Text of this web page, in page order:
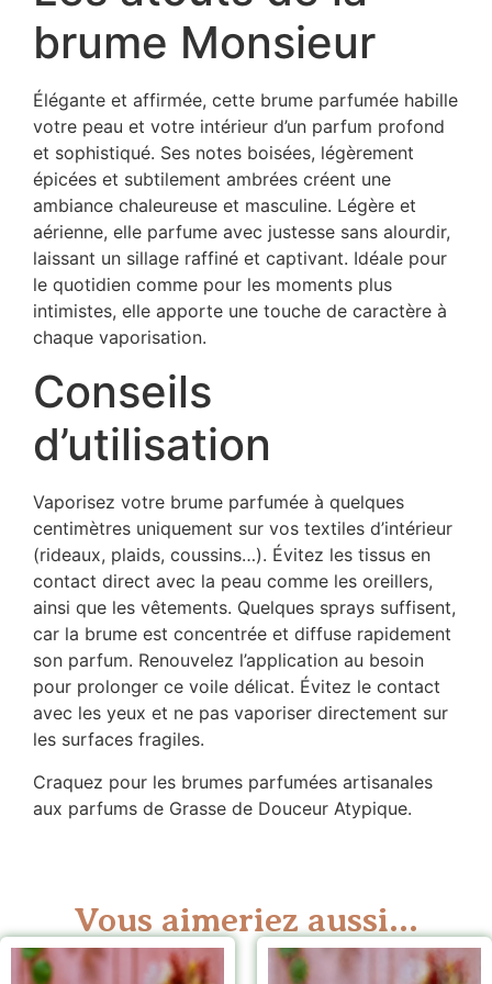
brume Monsieur
Élégante et affirmée, cette brume parfumée habille
votre peau et votre intérieur d’un parfum profond
et sophistiqué. Ses notes boisées, légèrement
épicées et subtilement ambrées créent une
ambiance chaleureuse et masculine. Légère et
aérienne, elle parfume avec justesse sans alourdir,
laissant un sillage raffiné et captivant. Idéale pour
le quotidien comme pour les moments plus
intimistes, elle apporte une touche de caractère à
chaque vaporisation.
Conseils
d’utilisation
Vaporisez votre brume parfumée à quelques
centimètres uniquement sur vos textiles d’intérieur
(rideaux, plaids, coussins…). Évitez les tissus en
contact direct avec la peau comme les oreillers,
ainsi que les vêtements. Quelques sprays suffisent,
car la brume est concentrée et diffuse rapidement
son parfum. Renouvelez l’application au besoin
pour prolonger ce voile délicat. Évitez le contact
avec les yeux et ne pas vaporiser directement sur
les surfaces fragiles.
Craquez pour les brumes parfumées artisanales
aux parfums de Grasse de Douceur Atypique.
Vous aimeriez aussi...